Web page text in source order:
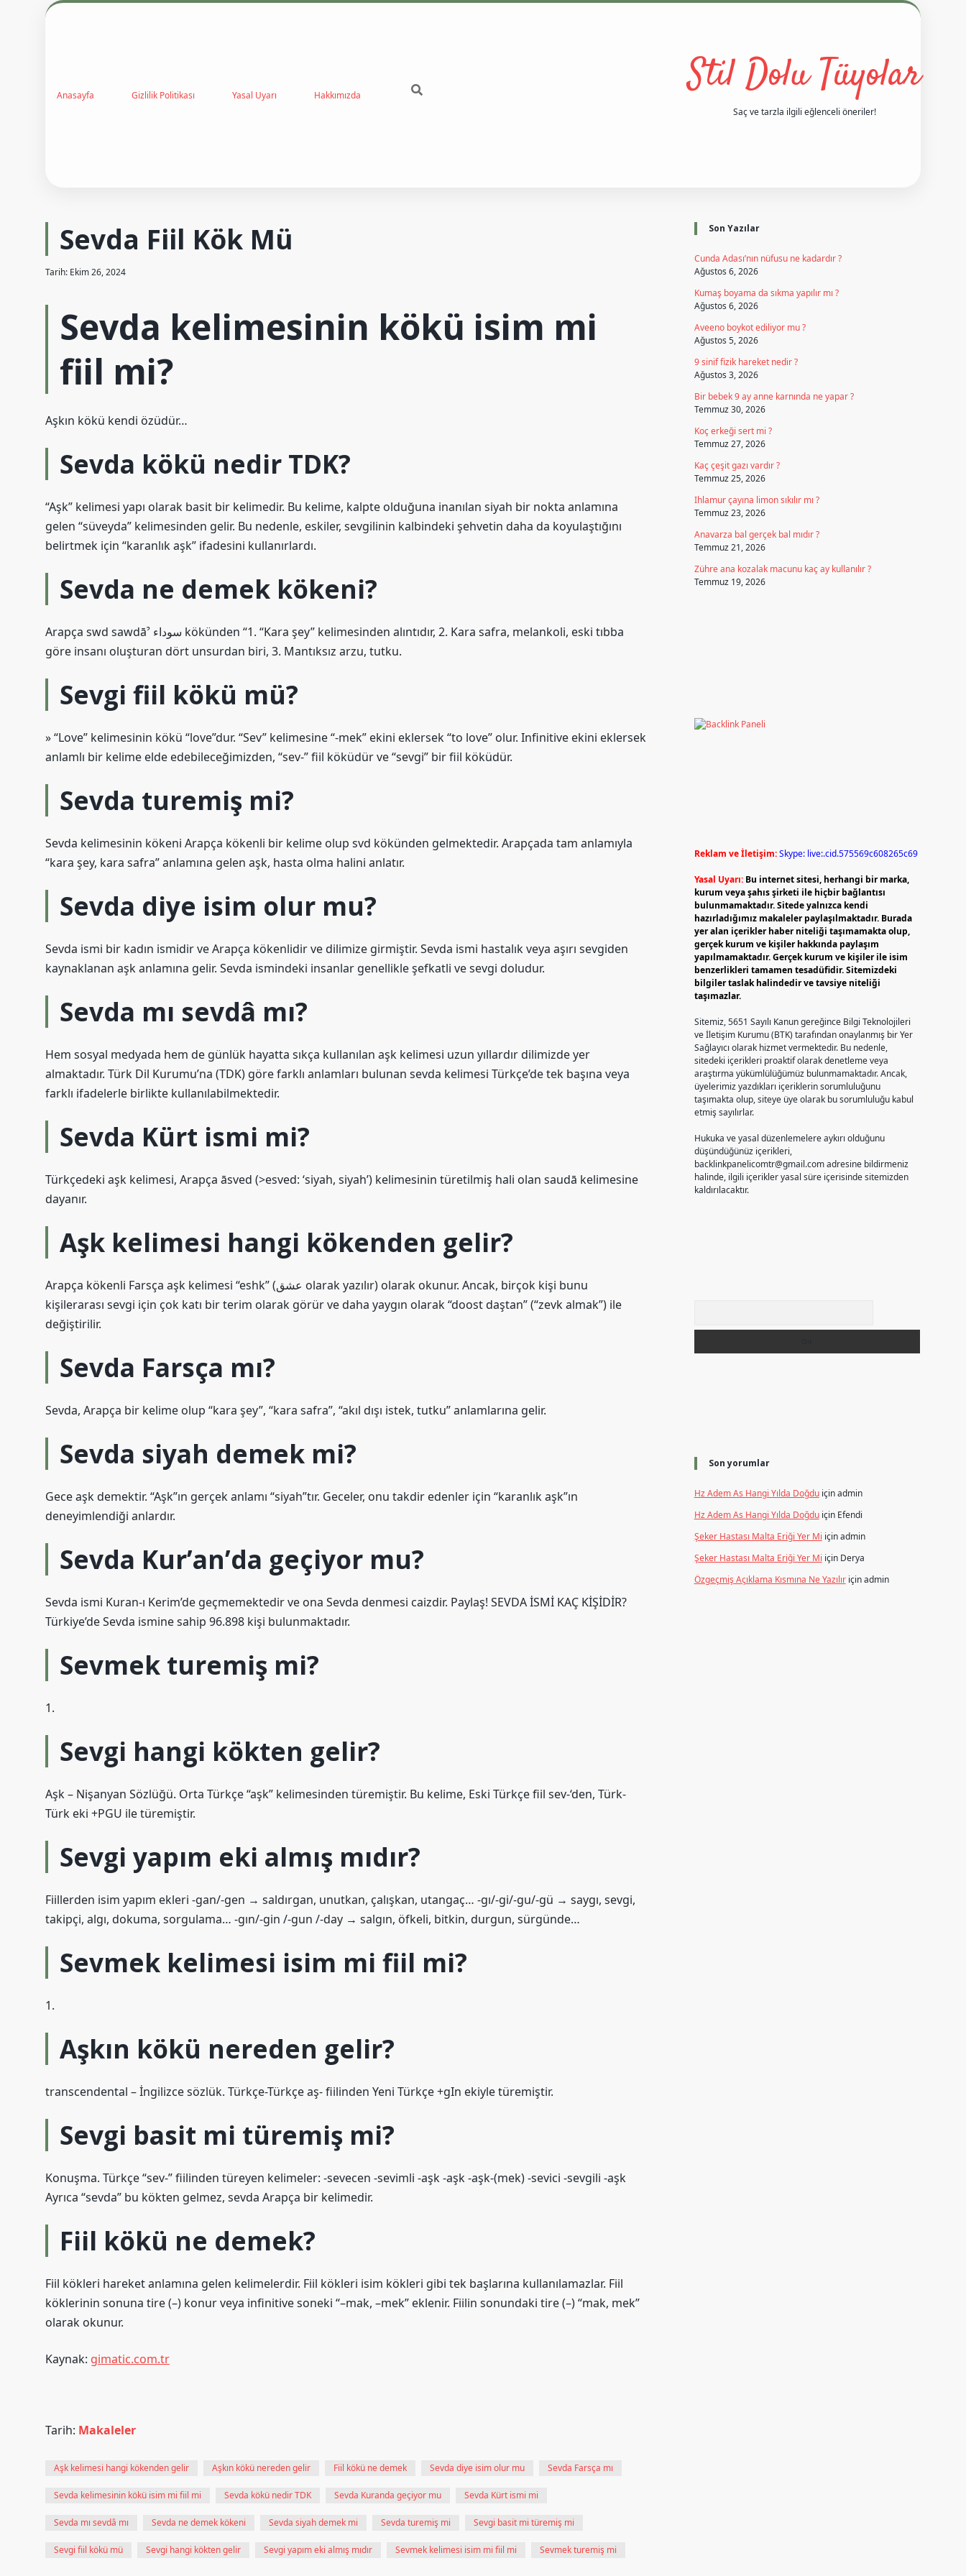
Anasayfa Gizlilik Politikası Yasal Uyarı Hakkımızda Stil Dolu Tüyolar
Saç ve tarzla ilgili eğlenceli öneriler!
Sevda Fiil Kök Mü
Tarih: Ekim 26, 2024
Sevda kelimesinin kökü isim mi
fiil mi?
Aşkın kökü kendi özüdür…
Sevda kökü nedir TDK?
“Aşk” kelimesi yapı olarak basit bir kelimedir. Bu kelime, kalpte olduğuna inanılan siyah bir nokta anlamına
gelen “süveyda” kelimesinden gelir. Bu nedenle, eskiler, sevgilinin kalbindeki şehvetin daha da koyulaştığını
belirtmek için “karanlık aşk” ifadesini kullanırlardı.
Sevda ne demek kökeni?
Arapça swd sawdāˀ سوداء kökünden “1. “Kara şey” kelimesinden alıntıdır, 2. Kara safra, melankoli, eski tıbba
göre insanı oluşturan dört unsurdan biri, 3. Mantıksız arzu, tutku.
Sevgi fiil kökü mü?
» “Love” kelimesinin kökü “love”dur. “Sev” kelimesine “-mek” ekini eklersek “to love” olur. Infinitive ekini eklersek
anlamlı bir kelime elde edebileceğimizden, “sev-” fiil köküdür ve “sevgi” bir fiil köküdür.
Sevda turemiş mi?
Sevda kelimesinin kökeni Arapça kökenli bir kelime olup svd kökünden gelmektedir. Arapçada tam anlamıyla
“kara şey, kara safra” anlamına gelen aşk, hasta olma halini anlatır.
Sevda diye isim olur mu?
Sevda ismi bir kadın ismidir ve Arapça kökenlidir ve dilimize girmiştir. Sevda ismi hastalık veya aşırı sevgiden
kaynaklanan aşk anlamına gelir. Sevda ismindeki insanlar genellikle şefkatli ve sevgi doludur.
Sevda mı sevdâ mı?
Hem sosyal medyada hem de günlük hayatta sıkça kullanılan aşk kelimesi uzun yıllardır dilimizde yer
almaktadır. Türk Dil Kurumu’na (TDK) göre farklı anlamları bulunan sevda kelimesi Türkçe’de tek başına veya
farklı ifadelerle birlikte kullanılabilmektedir.
Sevda Kürt ismi mi?
Türkçedeki aşk kelimesi, Arapça āsved (>esved: ​​​​​​‘siyah, siyah’) kelimesinin türetilmiş hali olan saudā kelimesine
dayanır.
Aşk kelimesi hangi kökenden gelir?
Arapça kökenli Farsça aşk kelimesi “eshk” (عشق olarak yazılır) olarak okunur. Ancak, birçok kişi bunu
kişilerarası sevgi için çok katı bir terim olarak görür ve daha yaygın olarak “doost daştan” (“zevk almak”) ile
değiştirilir.
Sevda Farsça mı?
Sevda, Arapça bir kelime olup “kara şey”, “kara safra”, “akıl dışı istek, tutku” anlamlarına gelir.
Sevda siyah demek mi?
Gece aşk demektir. “Aşk”ın gerçek anlamı “siyah”tır. Geceler, onu takdir edenler için “karanlık aşk”ın
deneyimlendiği anlardır.
Sevda Kur’an’da geçiyor mu?
Sevda ismi Kuran-ı Kerim’de geçmemektedir ve ona Sevda denmesi caizdir. Paylaş! SEVDA İSMİ KAÇ KİŞİDİR?
Türkiye’de Sevda ismine sahip 96.898 kişi bulunmaktadır.
Sevmek turemiş mi?
1.
Sevgi hangi kökten gelir?
Aşk – Nişanyan Sözlüğü. Orta Türkçe “aşk” kelimesinden türemiştir. Bu kelime, Eski Türkçe fiil sev-‘den, Türk-
Türk eki +PGU ile türemiştir.
Sevgi yapım eki almış mıdır?
Fiillerden isim yapım ekleri -gan/-gen → saldırgan, unutkan, çalışkan, utangaç… -gı/-gi/-gu/-gü → saygı, sevgi,
takipçi, algı, dokuma, sorgulama… -gın/-gin /-gun /-day → salgın, öfkeli, bitkin, durgun, sürgünde…
Sevmek kelimesi isim mi fiil mi?
1.
Aşkın kökü nereden gelir?
transcendental – İngilizce sözlük. Türkçe-Türkçe aş- fiilinden Yeni Türkçe +gIn ekiyle türemiştir.
Sevgi basit mi türemiş mi?
Konuşma. Türkçe “sev-” fiilinden türeyen kelimeler: -sevecen -sevimli -aşk -aşk -aşk-(mek) -sevici -sevgili -aşk
Ayrıca “sevda” bu kökten gelmez, sevda Arapça bir kelimedir.
Fiil kökü ne demek?
Fiil kökleri hareket anlamına gelen kelimelerdir. Fiil kökleri isim kökleri gibi tek başlarına kullanılamazlar. Fiil
köklerinin sonuna tire (–) konur veya infinitive soneki “–mak, –mek” eklenir. Fiilin sonundaki tire (–) “mak, mek”
olarak okunur.
Kaynak: gimatic.com.tr
Tarih: Makaleler
Aşk kelimesi hangi kökenden gelir Aşkın kökü nereden gelir Fiil kökü ne demek Sevda diye isim olur mu Sevda Farsça mı
Sevda kelimesinin kökü isim mi fiil mi Sevda kökü nedir TDK Sevda Kuranda geçiyor mu Sevda Kürt ismi mi
Sevda mı sevdâ mı Sevda ne demek kökeni Sevda siyah demek mi Sevda turemiş mi Sevgi basit mi türemiş mi
Sevgi fiil kökü mü Sevgi hangi kökten gelir Sevgi yapım eki almış mıdır Sevmek kelimesi isim mi fiil mi Sevmek turemiş mi
Sidebar
Son Yazılar
Cunda Adası’nın nüfusu ne kadardır ?
Ağustos 6, 2026
Kumaş boyama da sıkma yapılır mı ?
Ağustos 6, 2026
Aveeno boykot ediliyor mu ?
Ağustos 5, 2026
9 sinif fizik hareket nedir ?
Ağustos 3, 2026
Bir bebek 9 ay anne karnında ne yapar ?
Temmuz 30, 2026
Koç erkeği sert mi ?
Temmuz 27, 2026
Kaç çeşit gazı vardır ?
Temmuz 25, 2026
Ihlamur çayına limon sıkılır mı ?
Temmuz 23, 2026
Anavarza bal gerçek bal mıdır ?
Temmuz 21, 2026
Zühre ana kozalak macunu kaç ay kullanılır ?
Temmuz 19, 2026
Reklam ve İletişim:Skype: live:.cid.575569c608265c69
Yasal Uyarı: Bu internet sitesi, herhangi bir marka,
kurum veya şahıs şirketi ile hiçbir bağlantısı
bulunmamaktadır. Sitede yalnızca kendi
hazırladığımız makaleler paylaşılmaktadır. Burada
yer alan içerikler haber niteliği taşımamakta olup,
gerçek kurum ve kişiler hakkında paylaşım
yapılmamaktadır. Gerçek kurum ve kişiler ile isim
benzerlikleri tamamen tesadüfidir. Sitemizdeki
bilgiler taslak halindedir ve tavsiye niteliği
taşımazlar.
Sitemiz, 5651 Sayılı Kanun gereğince Bilgi Teknolojileri
ve İletişim Kurumu (BTK) tarafından onaylanmış bir Yer
Sağlayıcı olarak hizmet vermektedir. Bu nedenle,
sitedeki içerikleri proaktif olarak denetleme veya
araştırma yükümlülüğümüz bulunmamaktadır. Ancak,
üyelerimiz yazdıkları içeriklerin sorumluluğunu
taşımakta olup, siteye üye olarak bu sorumluluğu kabul
etmiş sayılırlar.
Hukuka ve yasal düzenlemelere aykırı olduğunu
düşündüğünüz içerikleri,
backlinkpanelicomtr@gmail.comadresine bildirmeniz
halinde, ilgili içerikler yasal süre içerisinde sitemizden
kaldırılacaktır.
Son yorumlar
Hz Adem As Hangi Yılda Doğduiçinadmin
Hz Adem As Hangi Yılda Doğduiçin Efendi
Şeker Hastası Malta Eriği Yer Mi içinadmin
Şeker Hastası Malta Eriği Yer Mi için Derya
Özgeçmiş Açıklama Kısmına Ne Yazılıriçinadmin